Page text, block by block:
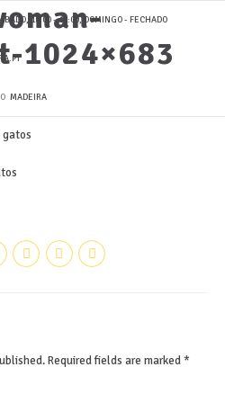
10:00 - 13:00, DOMINGO - FECHADO
MADEIRA
1024×683
Required fields are marked *